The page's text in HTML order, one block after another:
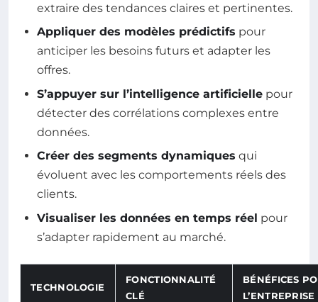
extraire des tendances claires et pertinentes.
Appliquer des modèles prédictifs pour
anticiper les besoins futurs et adapter les
offres.
S’appuyer sur l’intelligence artificielle pour
détecter des corrélations complexes entre
données.
Créer des segments dynamiques qui
évoluent avec les comportements réels des
clients.
Visualiser les données en temps réel pour
s’adapter rapidement au marché.
TECHNOLOGIE
FONCTIONNALITÉ
CLÉ
BÉNÉFICES
L’ENTREPRISE